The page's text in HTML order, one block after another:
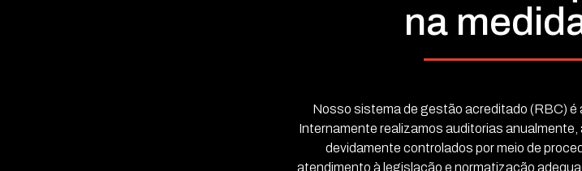
na
Nosso sistema de gestão acreditado (RBC) é
Internamente realizamos auditorias
devidamente controlados por meio de
atendimento à legislação e normatização